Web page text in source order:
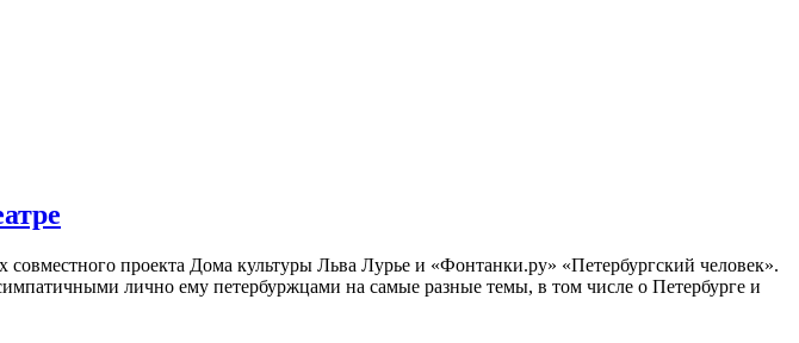
совместного проекта Дома культуры Льва Лурье и «Фонтанки.ру» «Петербургский человек».
лично ему петербуржцами на самые разные темы, в том числе о Петербурге и